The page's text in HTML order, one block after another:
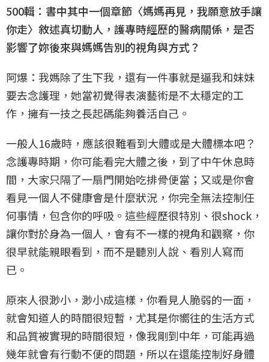
500輯：書中其中一個章節〈媽媽再見，我願意放手讓
你走〉敘述真切動人，護專時經歷的醫病關係，是否
影響了妳後來與媽媽告別的視角與方式？
阿爆：我媽除了生下我，還有一件事就是逼我和妹妹
要去念護理，她當初覺得表演藝術是不太穩定的工
作，擁有一技之長起碼能夠養活自己。
一般人16歲時，應該很難看到大體或是大體標本吧？
念護專時期，你可能看完大體之後，到了中午休息時
間，大家只隔了一扇門開始吃排骨便當；又或是你會
看見一個人不健康會是什麼狀況，你完全無法控制任
何事情，包含你的呼吸。這些經歷很特別、很shock，
讓你對於身為一個人，會有不一樣的視角和觀察，你
很早就能親眼看到，而不是聽別人說、看別人寫而
已。
原來人很渺小，渺小成這樣，你看見人脆弱的一面，
就會知道人的時間很短暫，尤其是你嚮往的生活方式
和品質被實現的時間很短，像我剛到中年，可能再過
幾年就會有行動不便的問題，所以在還能控制好身體